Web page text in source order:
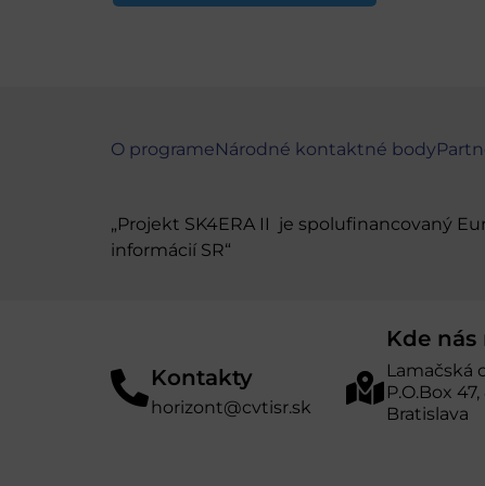
O programeNárodné kontaktné body
„Projekt SK4ERA II je spolufinancovaný
informácií SR“
Kontakty
horizont@cvtisr.sk
Kde
Lamačská
P.O.Box
Bratislava